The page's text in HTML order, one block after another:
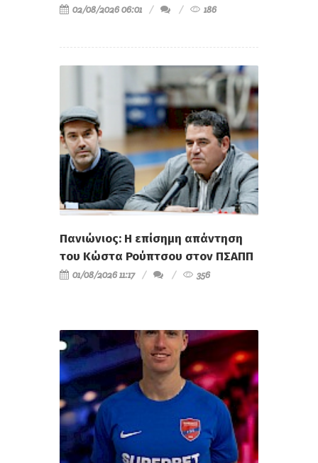
02/08/2026 06:01 186
Πανιώνιος: Η επίσημη απάντηση
του Κώστα Ρούπτσου στον ΠΣΑΠΠ
01/08/2026 11:17 356